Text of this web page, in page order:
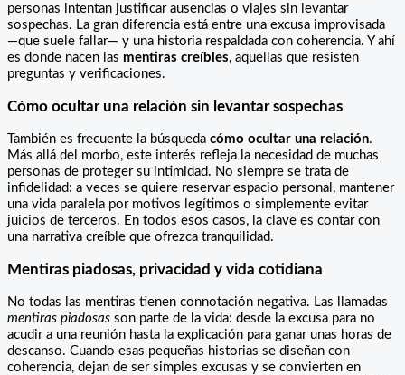
personas intentan justificar ausencias o viajes sin levantar
sospechas. La gran diferencia está entre una excusa improvisada
—que suele fallar— y una historia respaldada con coherencia. Y ahí
es donde nacen las mentiras creíbles, aquellas que resisten
preguntas y verificaciones.
Cómo ocultar una relación sin levantar sospechas
También es frecuente la búsqueda cómo ocultar una relación.
Más allá del morbo, este interés refleja la necesidad de muchas
personas de proteger su intimidad. No siempre se trata de
infidelidad: a veces se quiere reservar espacio personal, mantener
una vida paralela por motivos legítimos o simplemente evitar
juicios de terceros. En todos esos casos, la clave es contar con
una narrativa creíble que ofrezca tranquilidad.
Mentiras piadosas, privacidad y vida cotidiana
No todas las mentiras tienen connotación negativa. Las llamadas
mentiras piadosas son parte de la vida: desde la excusa para no
acudir a una reunión hasta la explicación para ganar unas horas de
descanso. Cuando esas pequeñas historias se diseñan con
coherencia, dejan de ser simples excusas y se convierten en